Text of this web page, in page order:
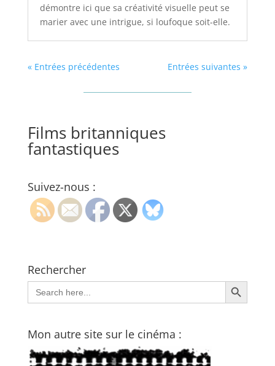
démontre ici que sa créativité visuelle peut se
marier avec une intrigue, si loufoque soit-elle.
« Entrées précédentes Entrées suivantes »
Films britanniques
fantastiques
Suivez-nous :
Rechercher
Search
for:
Search Button
Mon autre site sur le cinéma :